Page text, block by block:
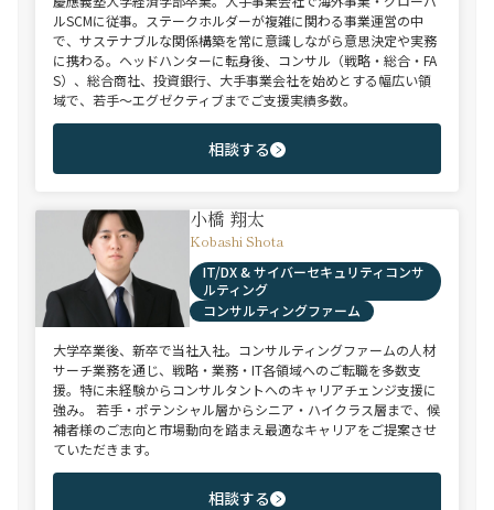
ルSCMに従事。ステークホルダーが複雑に関わる事業運営の中
で、サステナブルな関係構築を常に意識しながら意思決定や実務
に携わる。ヘッドハンターに転身後、コンサル（戦略・総合・FA
S）、総合商社、投資銀行、大手事業会社を始めとする幅広い領
域で、若手～エグゼクティブまでご支援実績多数。
相談する
小橋 翔太
Kobashi Shota
IT/DX & サイバーセキュリティコンサ
ルティング
コンサルティングファーム
大学卒業後、新卒で当社入社。コンサルティングファームの人材
サーチ業務を通じ、戦略・業務・IT各領域へのご転職を多数支
援。特に未経験からコンサルタントへのキャリアチェンジ支援に
強み。 若手・ポテンシャル層からシニア・ハイクラス層まで、候
補者様のご志向と市場動向を踏まえ最適なキャリアをご提案させ
ていただきます。
相談する